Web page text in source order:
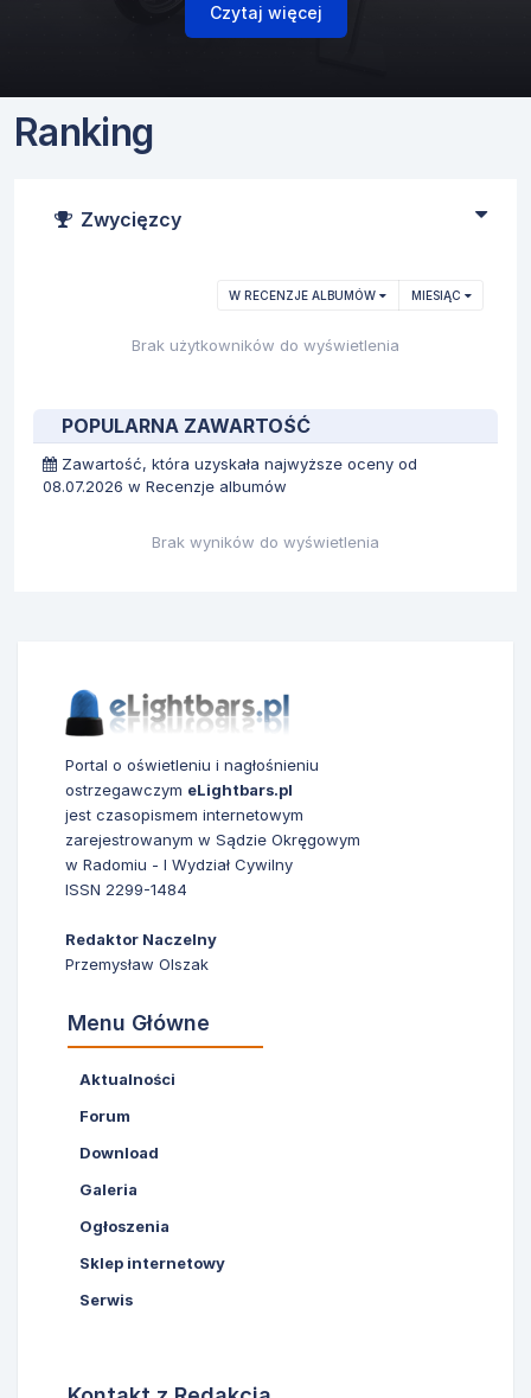
Czytaj więcej
Ranking
Zwycięzcy
W RECENZJE ALBUMÓW MIESIĄC
Brak użytkowników do wyświetlenia
POPULARNA ZAWARTOŚĆ
Zawartość, która uzyskała najwyższe oceny od
08.07.2026 w Recenzje albumów
Brak wyników do wyświetlenia
Portal o oświetleniu i nagłośnieniu
ostrzegawczym eLightbars.pl
jest czasopismem internetowym
zarejestrowanym w Sądzie Okręgowym
w Radomiu - I Wydział Cywilny
ISSN 2299-1484
Redaktor Naczelny
Przemysław Olszak
Menu Główne
Aktualności
Forum
Download
Galeria
Ogłoszenia
Sklep internetowy
Serwis